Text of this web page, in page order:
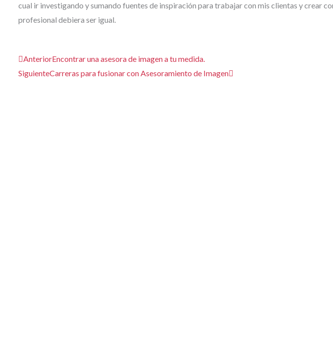
cual ir investigando y sumando fuentes de inspiración para trabajar con mis clientas y crear
profesional debiera ser igual.
Ant
AnteriorEncontrar una asesora de imagen a tu medida.
SiguienteCarreras para fusionar con Asesoramiento de Imagen